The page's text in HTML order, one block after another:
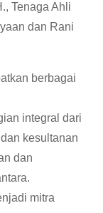
Tenaga Ahli
dan Rani
berbagai
integral dari
kesultanan
dan
mitra